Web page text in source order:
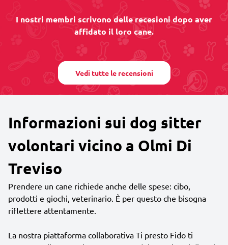
I nostri membri scrivono delle recesioni dopo aver
affidato il loro cane.
Vedi tutte le recensioni
Informazioni sui dog sitter
volontari vicino a Olmi Di
Treviso
Prendere un cane richiede anche delle spese: cibo,
prodotti e giochi, veterinario. È per questo che bisogna
riflettere attentamente.
La nostra piattaforma collaborativa Ti presto Fido ti